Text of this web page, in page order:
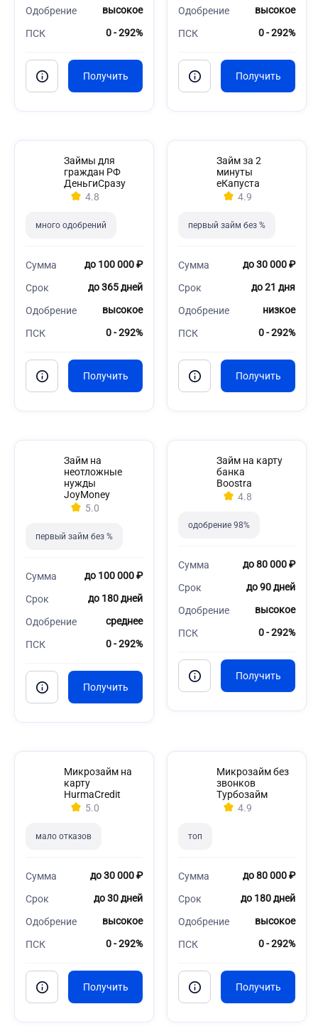
Одобрение высокое
ПСК 0 - 292%
Одобрение высокое
ПСК 0 - 292%
Займы для
граждан РФ
ДеньгиСразу
4.8
много одобрений
Сумма до 100 000 ₽
Срок до 365 дней
Одобрение высокое
ПСК 0 - 292%
Займ за 2
минуты
еКапуста
4.9
первый займ без %
Сумма до 30 000 ₽
Срок до 21 дня
Одобрение низкое
ПСК 0 - 292%
Займ на
неотложные
нужды
JoyMoney
5.0
первый займ без %
Сумма до 100 000 ₽
Срок до 180 дней
Одобрение среднее
ПСК 0 - 292%
Займ на карту
банка
Boostra
4.8
одобрение 98%
Сумма до 80 000 ₽
Срок до 90 дней
Одобрение высокое
ПСК 0 - 292%
Микрозайм на
карту
HurmaCredit
5.0
мало отказов
Сумма до 30 000 ₽
Срок до 30 дней
Одобрение высокое
ПСК 0 - 292%
Микрозайм без
звонков
Турбозайм
4.9
топ
Сумма до 80 000 ₽
Срок до 180 дней
Одобрение высокое
ПСК 0 - 292%